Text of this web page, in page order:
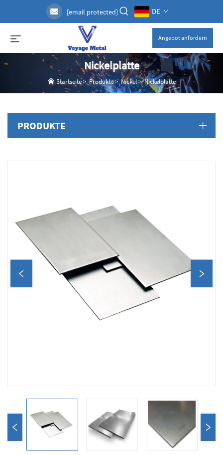
[email protected] DE
Angebot anfordern
Nickelplatte
Startseite>Produkte>Nickel>Nickelplatte
PRODUKTE